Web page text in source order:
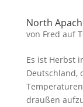
North
von Fred auf
Es ist Herbst
Deutschland,
draußen